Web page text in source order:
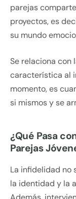
parejas
proyectos, es
su mundo
Se relaciona con
característica al
momento, es
si mismos y se
¿Qué Pasa
Parejas
La infidelidad no
la identidad y la